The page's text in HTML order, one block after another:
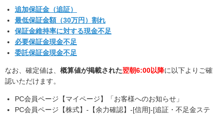
追加保証金（追証）
最低保証金額（30万円）割れ
保証金維持率に対する現金不足
必要保証金現金不足
委託保証金現金不足
なお、確定値は、 概算値が掲載された翌朝6:00以降に以下よりご確
認いただけます。
PC会員ページ【マイページ】「お客様へのお知らせ」
PC会員ページ【株式】-【余力確認】-[信用]-[追証・不足金ステ